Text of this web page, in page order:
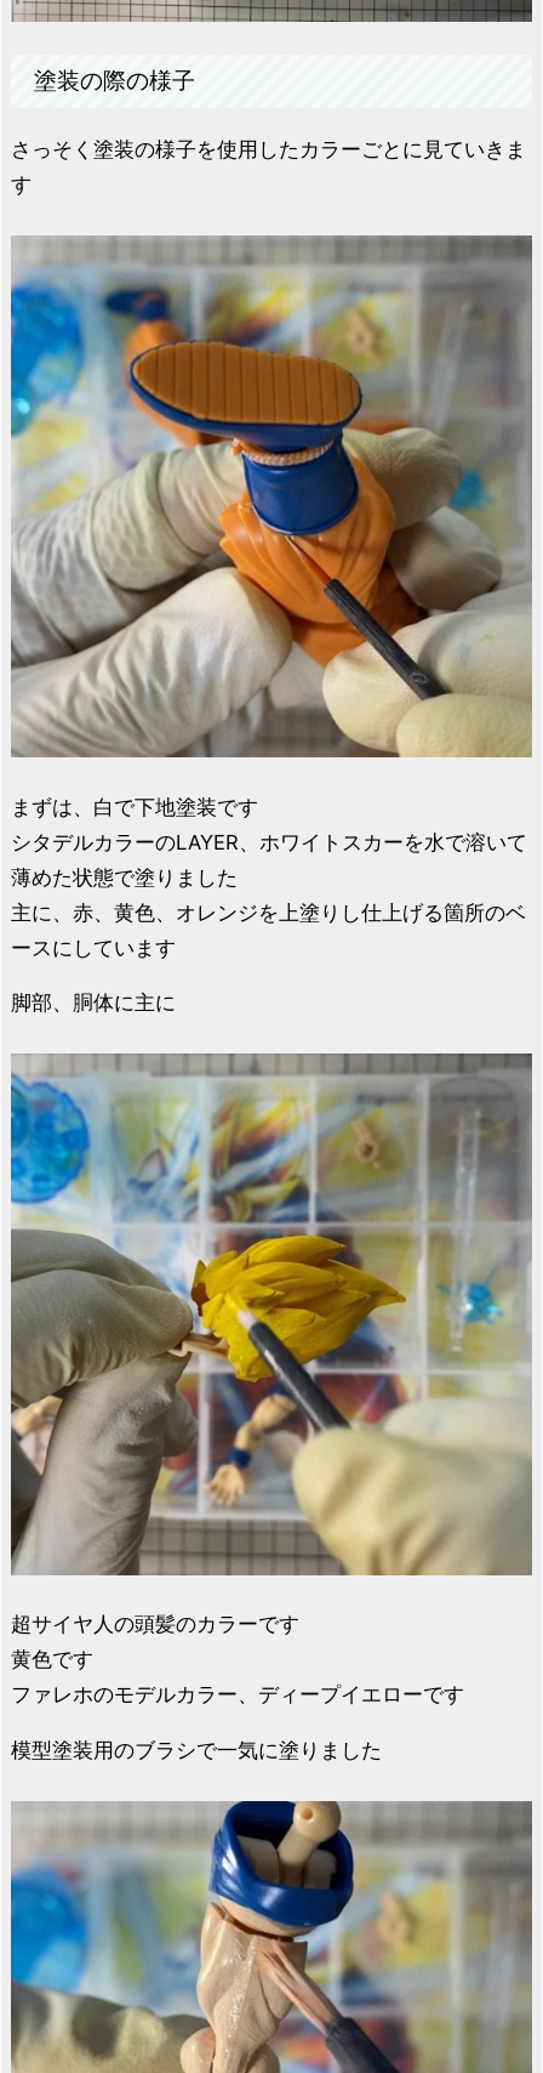
塗装の際の様子
さっそく塗装の様子を使用したカラーごとに見ていきま
す
まずは、白で下地塗装です
シタデルカラーのLAYER、ホワイトスカーを水で溶いて
薄めた状態で塗りました
主に、赤、黄色、オレンジを上塗りし仕上げる箇所のベ
ースにしています
脚部、胴体に主に
超サイヤ人の頭髪のカラーです
黄色です
ファレホのモデルカラー、ディープイエローです
模型塗装用のブラシで一気に塗りました